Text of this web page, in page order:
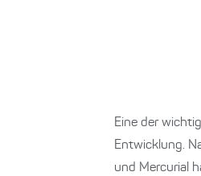
Eine der
Entwicklung.
und Mercurial